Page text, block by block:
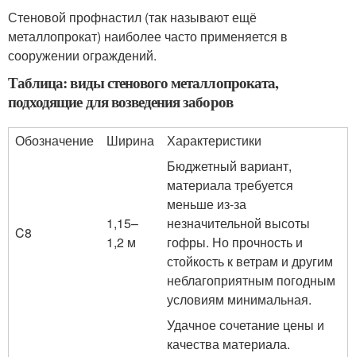
Стеновой профнастил (так называют ещё
металлопрокат) наиболее часто применяется в
сооружении ограждений.
Таблица: виды стенового металлопроката,
подходящие для возведения заборов
Обозначение Ширина Характеристики
C8
1,15–
1,2 м
Бюджетный вариант,
материала требуется
меньше из-за
незначительной высоты
гофры. Но прочность и
стойкость к ветрам и другим
неблагоприятным погодным
условиям минимальная.
Удачное сочетание цены и
качества материала.